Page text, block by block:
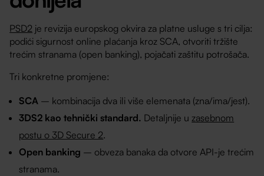
PSD2 je revizija europskog okvira za platne usluge s tri cilja:
podići sigurnost online plaćanja kroz SCA, otvoriti tržište
trećim stranama (open banking), pojačati zaštitu potrošača.
Tri konkretne promjene:
SCA – kombinacija dva ili više elemenata (zna/ima/jest).
3DS2 kao tehnički standard. Detaljnije uzasebnom
postu o 3D Secure 2.
Open banking – obveza banaka da otvore API-je trećim
stranama.